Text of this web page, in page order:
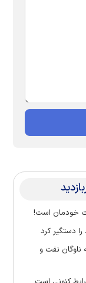
خودمان است!
دستگیر کرد
توسعه ناوگان نفت و